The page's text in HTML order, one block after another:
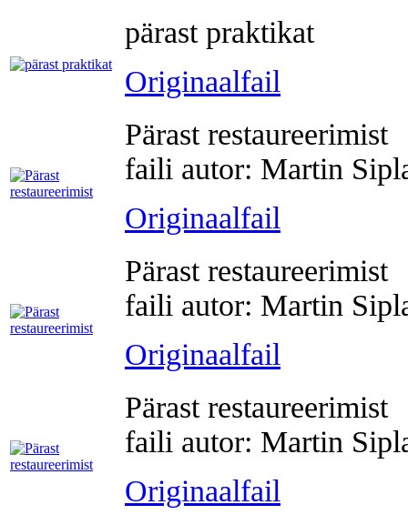
pärast praktikat
Originaalfail
Pärast restaureerimist
faili autor: Martin
Originaalfail
Pärast restaureerimist
faili autor: Martin
Originaalfail
Pärast restaureerimist
faili autor: Martin
Originaalfail